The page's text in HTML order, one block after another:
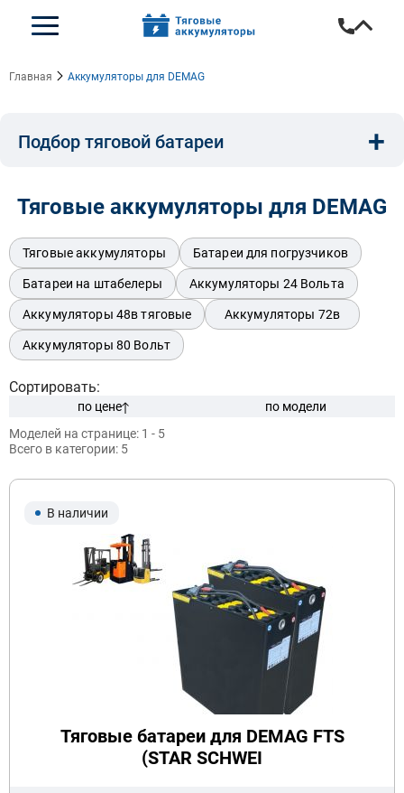
Главная Аккумуляторы для DEMAG
Подбор тяговой батареи
Длина, мм: Ширина, мм: Высота, мм:
Бренд техники:
Модель:
Подобрать
Заказать консультацию
+
Тяговые аккумуляторы для DEMAG
Тяговые аккумуляторы Батареи для погрузчиков
Батареи на штабелеры Аккумуляторы 24 Вольта
Аккумуляторы 48в тяговые Аккумуляторы 72в
Аккумуляторы 80 Вольт
Сортировать:
по цене
по модели
Моделей на странице: 1 - 5
Всего в категории: 5
В наличии
Тяговые батареи для DEMAG FTS
(STAR SCHWEI